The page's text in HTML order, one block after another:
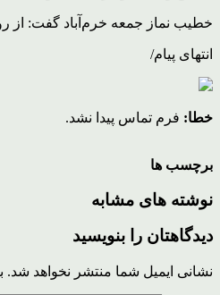
خطیب نماز جمعه خرم‌آباد گفت: از
انتهای پیام/
خطا: فرم تماس پیدا نشد.
برچسب ها
نوشته های مشابه
دیدگاهتان را بنویسید
نشانی ایمیل شما منتشر نخواهد شد.